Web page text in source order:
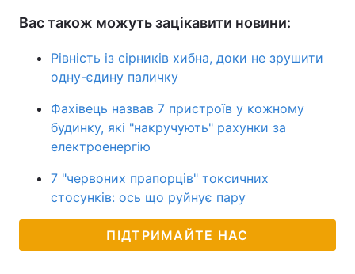
Вас також можуть зацікавити новини:
Рівність із сірників хибна, доки не зрушити
одну-єдину паличку
Фахівець назвав 7 пристроїв у кожному
будинку, які "накручують" рахунки за
електроенергію
7 "червоних прапорців" токсичних
стосунків: ось що руйнує пару
ПІДТРИМАЙТЕ НАС